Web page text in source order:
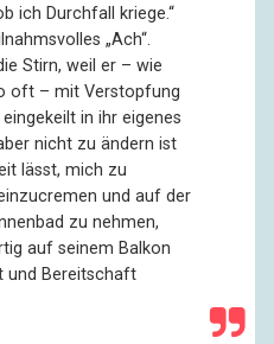
ich Durchfall kriege.“
„Ach“.
Stirn, weil er – wie
oft – mit Verstopfung
in ihr eigenes
nicht zu ändern ist
lässt, mich zu
und auf der
zu nehmen,
auf seinem Balkon
und Bereitschaft